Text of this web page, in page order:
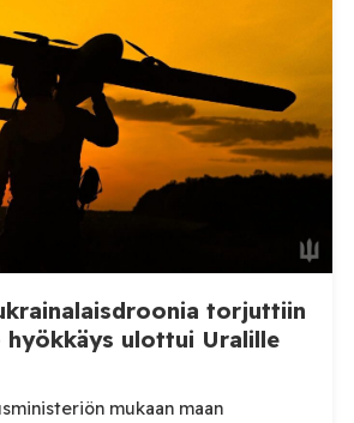
yli 20 kertaa viidelle alueelle.
iskuja kohdistui Nikopolin
torjuttiin
hyökkäys ulottui Uralille
mukaan maan